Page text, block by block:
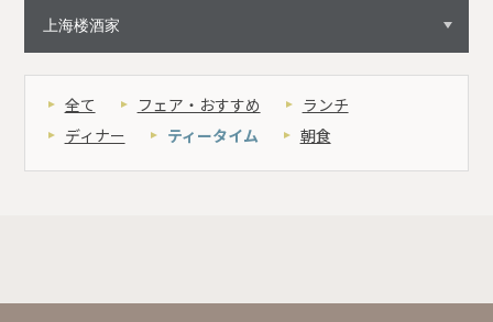
全て フェア・おすすめ
ランチ
ディナー
ティータイム 朝食